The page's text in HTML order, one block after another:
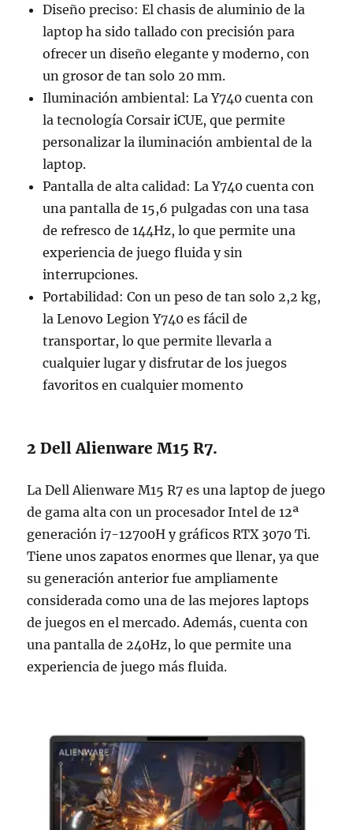
Diseño preciso: El chasis de aluminio de la
laptop ha sido tallado con precisión para
ofrecer un diseño elegante y moderno, con
un grosor de tan solo 20 mm.
Iluminación ambiental: La Y740 cuenta con
la tecnología Corsair iCUE, que permite
personalizar la iluminación ambiental de la
laptop.
Pantalla de alta calidad: La Y740 cuenta con
una pantalla de 15,6 pulgadas con una tasa
de refresco de 144Hz, lo que permite una
experiencia de juego fluida y sin
interrupciones.
Portabilidad: Con un peso de tan solo 2,2 kg,
la Lenovo Legion Y740 es fácil de
transportar, lo que permite llevarla a
cualquier lugar y disfrutar de los juegos
favoritos en cualquier momento
2 Dell Alienware M15 R7.
La Dell Alienware M15 R7 es una laptop de juego
de gama alta con un procesador Intel de 12ª
generación i7-12700H y gráficos RTX 3070 Ti.
Tiene unos zapatos enormes que llenar, ya que
su generación anterior fue ampliamente
considerada como una de las mejores laptops
de juegos en el mercado. Además, cuenta con
una pantalla de 240Hz, lo que permite una
experiencia de juego más fluida.